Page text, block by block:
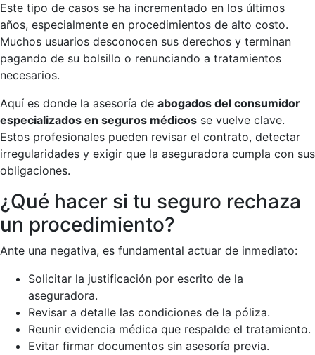
Este tipo de casos se ha incrementado en los últimos
años, especialmente en procedimientos de alto costo.
Muchos usuarios desconocen sus derechos y terminan
pagando de su bolsillo o renunciando a tratamientos
necesarios.
Aquí es donde la asesoría de abogados del consumidor
especializados en seguros médicos se vuelve clave.
Estos profesionales pueden revisar el contrato, detectar
irregularidades y exigir que la aseguradora cumpla con sus
obligaciones.
¿Qué hacer si tu seguro rechaza
un procedimiento?
Ante una negativa, es fundamental actuar de inmediato:
Solicitar la justificación por escrito de la
aseguradora.
Revisar a detalle las condiciones de la póliza.
Reunir evidencia médica que respalde el tratamiento.
Evitar firmar documentos sin asesoría previa.